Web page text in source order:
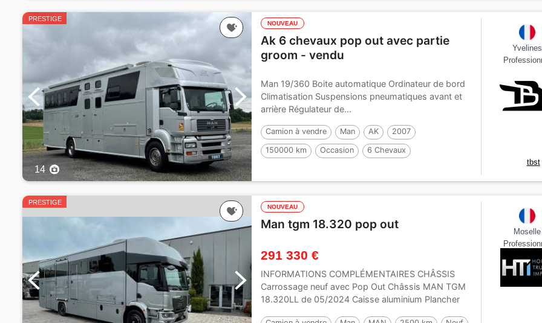
PRESTIGE
14
NOUVEAU
Ak 6 chevaux pop out avec partie
groom - vendu
Man 19/360 Boite automatique Ordinateur de bord
Climatisation Suspensions pneumatiques avant et
arrière Régulateur de...
Camion à vendre Man AK 2007
150000 km Occasion 6 Chevaux
Yvelines
tbst
PRESTIGE
NOUVEAU
Man tgm 18.320 pop out
291 330 €
INFORMATIONS COMPLÉMENTAIRES CHÂSSIS
Carrossage neuf avec Pop Out Châssis MAN TGM
18.320LL de 05/2024 Caisse aluminium Plancher
Moselle